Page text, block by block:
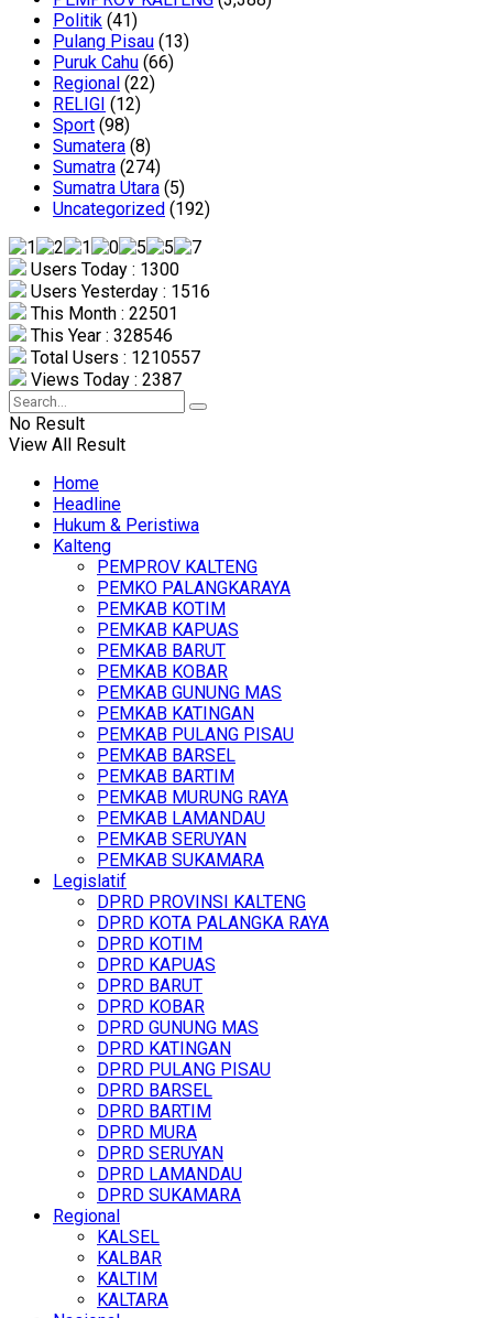
Politik (41)
Pulang Pisau (13)
Puruk Cahu (66)
Regional (22)
RELIGI (12)
Sport (98)
Sumatera (8)
Sumatra (274)
Sumatra Utara (5)
Uncategorized (192)
Users Today : 1300
Users Yesterday : 1516
This Month : 22501
This Year : 328546
Total Users : 1210557
Views Today : 2387
No Result
View All Result
Home
Headline
Hukum & Peristiwa
Kalteng
PEMPROV KALTENG
PEMKO PALANGKARAYA
PEMKAB KOTIM
PEMKAB KAPUAS
PEMKAB BARUT
PEMKAB KOBAR
PEMKAB GUNUNG MAS
PEMKAB KATINGAN
PEMKAB PULANG PISAU
PEMKAB BARSEL
PEMKAB BARTIM
PEMKAB MURUNG RAYA
PEMKAB LAMANDAU
PEMKAB SERUYAN
PEMKAB SUKAMARA
Legislatif
DPRD PROVINSI KALTENG
DPRD KOTA PALANGKA RAYA
DPRD KOTIM
DPRD KAPUAS
DPRD BARUT
DPRD KOBAR
DPRD GUNUNG MAS
DPRD KATINGAN
DPRD PULANG PISAU
DPRD BARSEL
DPRD BARTIM
DPRD MURA
DPRD SERUYAN
DPRD LAMANDAU
DPRD SUKAMARA
Regional
KALSEL
KALBAR
KALTIM
KALTARA